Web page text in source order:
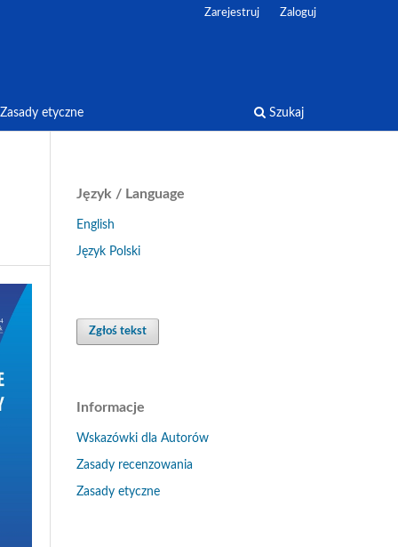
Zasady etyczne Szukaj
Zarejestruj Zaloguj
Język / Language
English
Język Polski
Zgłoś tekst
Informacje
Wskazówki dla Autorów
Zasady recenzowania
Zasady etyczne